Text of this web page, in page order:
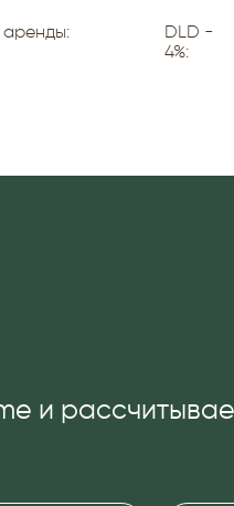
DLD -
4%:
и